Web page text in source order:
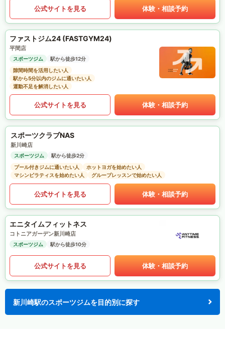
公式サイトを見る 体験・相談予約
ファストジム24 (FASTGYM24)
平間店
スポーツジム
駅から徒歩12分
隙間時間を活用したい人
駅から5分以内のジムに通いたい人
運動不足を解消したい人
公式サイトを見る 体験・相談予約
スポーツクラブNAS
新川崎店
スポーツジム
駅から徒歩2分
プール付きジムに通いたい人
ホットヨガを始めたい人
マシンピラティスを始めたい人
グループレッスンで始めたい人
公式サイトを見る 体験・相談予約
エニタイムフィットネス
コトニアガーデン新川崎店
スポーツジム 駅から徒歩10分
公式サイトを見る 体験・相談予約
新川崎駅のスポーツジムを目的別に探す